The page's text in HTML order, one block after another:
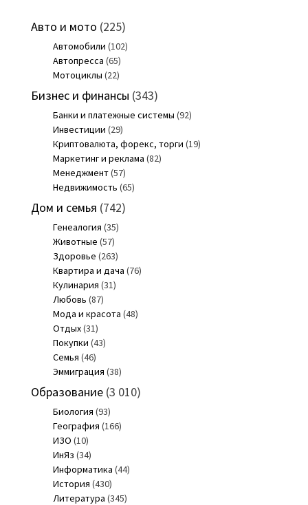
Авто и мото (225)
Автомобили (102)
Автопресса (65)
Мотоциклы (22)
Бизнес и финансы (343)
Банки и платежные системы (92)
Инвестиции (29)
Криптовалюта, форекс, торги (19)
Маркетинг и реклама (82)
Менеджмент(57)
Недвижимость (65)
Дом и семья (742)
Генеалогия (35)
Животные (57)
Здоровье (263)
Квартира и дача (76)
Кулинария (31)
Любовь (87)
Мода и красота (48)
Отдых(31)
Покупки (43)
Семья (46)
Эммиграция (38)
Образование(3 010)
Биология (93)
География (166)
ИЗО (10)
ИнЯз (34)
Информатика (44)
История (430)
Литература (345)